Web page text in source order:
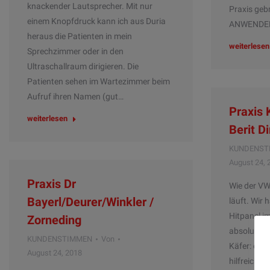
knackender Lautsprecher. Mit nur
einem Knopfdruck kann ich aus Duria
heraus die Patienten in mein
Sprechzimmer oder in den
Ultraschallraum dirigieren. Die
Patienten sehen im Wartezimmer beim
Aufruf ihren Namen (gut…
weiterlesen
Praxis
weiterlesen
Praxis
Berit
August 24,
Wie der
läuft. Wir
Hitpanel
absolut
Käfer: er
hilfreich
Praxis Dr
Bayerl/Deurer/Winkler /
Zorneding
KUNDENSTIMMEN
Von
August 24, 2018